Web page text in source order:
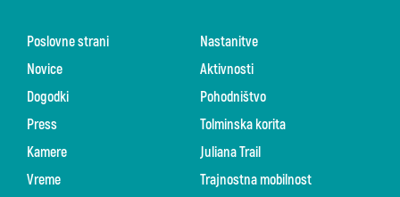
Poslovne strani
Novice
Dogodki
Press
Kamere
Vreme
Nastanitve
Aktivnosti
Pohodništvo
Tolminska korita
Juliana Trail
Trajnostna mobilnost